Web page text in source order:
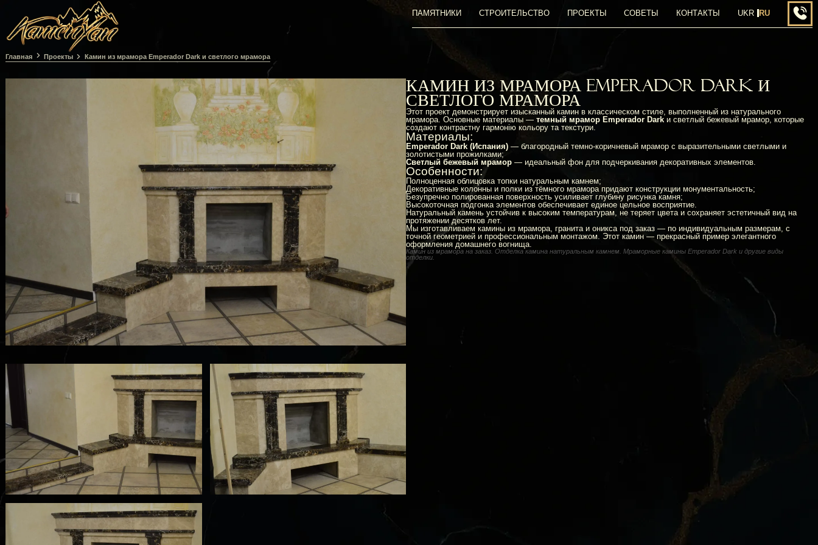
Перейти на головну сторінку
ПАМЯТНИКИ СТРОИТЕЛЬСТВО ПРОЕКТЫ СОВЕТЫ КОНТАКТЫ UKR RU
Главная Проекты Камин из мрамора Emperador Dark и светлого мрамора
КАМИН ИЗ МРАМОРА EMPERADOR DARK И
СВЕТЛОГО МРАМОРА
Этот проект демонстрирует изысканный камин в классическом стиле, выполненный из натурального
мрамора. Основные материалы —темный мрамор Emperador Dark и светлый бежевый мрамор, которые
создают контрастну гармонію кольору та текстури.
Материалы:
Emperador Dark (Испания) — благородный темно-коричневый мрамор с выразительными светлыми и
золотистыми прожилками;
Светлый бежевый мрамор — идеальный фон для подчеркивания декоративных элементов.
Особенности:
Полноценная облицовка топки натуральным камнем;
Декоративные колонны и полки из тёмного мрамора придают конструкции монументальность;
Безупречно полированная поверхность усиливает глубину рисунка камня;
Высокоточная подгонка элементов обеспечивает единое цельное восприятие.
Натуральный камень устойчив к высоким температурам, не теряет цвета и сохраняет эстетичный вид на
протяжении десятков лет.
Мы изготавливаем камины из мрамора, гранита и оникса под заказ — по индивидуальным размерам, с
точной геометрией и профессиональным монтажом. Этот камин — прекрасный пример элегантного
оформления домашнего вогнища.
Камин из мрамора на заказ. Отделка камина натуральным камнем. Мраморные камины Emperador Dark и другие виды
отделки.